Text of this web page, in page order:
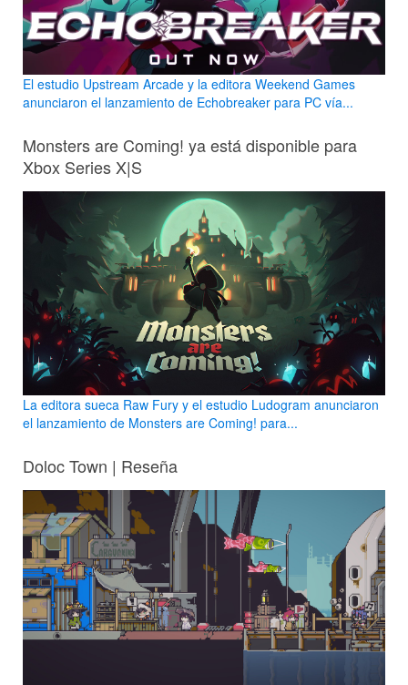
El estudio Upstream Arcade y la editora Weekend Games
anunciaron el lanzamiento de Echobreaker para PC vía...
Monsters are Coming! ya está disponible para
Xbox Series X|S
La editora sueca Raw Fury y el estudio Ludogram anunciaron
el lanzamiento de Monsters are Coming! para...
Doloc Town | Reseña